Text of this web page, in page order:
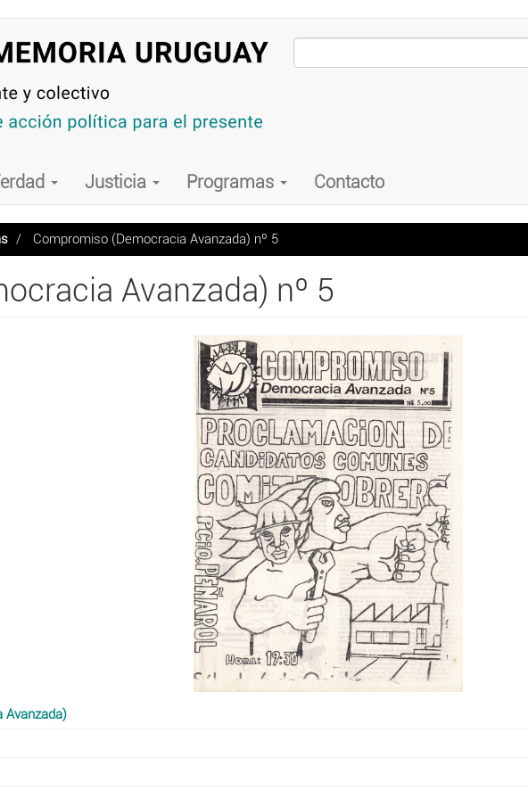
Justicia Programas Contacto
Compromiso (Democracia Avanzada) nº 5
Avanzada) nº 5
Avanzada)